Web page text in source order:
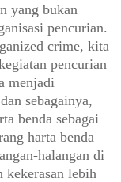
yang bukan
pencurian.
crime, kita
pencurian
menjadi
sebagainya,
benda sebagai
harta benda
halangan di
kekerasan lebih